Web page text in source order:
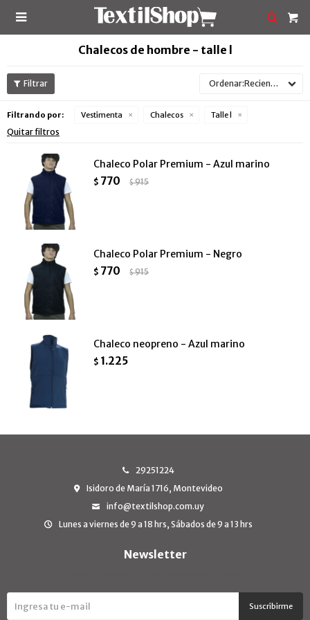

Chalecos de hombre - talle l
Recientes
Filtrando por: Vestimenta Chalecos Talle l
Quitar filtros
Chaleco Polar Premium - Azul marino
$ 770 $915
Chaleco Polar Premium - Negro
$ 770 $915
Chaleco neopreno - Azul marino
$ 1.225
29251224
Isidoro de María 1716, Montevideo
info@textilshop.com.uy
Lunes a viernes de 9 a 18 hrs, Sábados de 9 a 13 hrs
Newsletter
Suscribirme